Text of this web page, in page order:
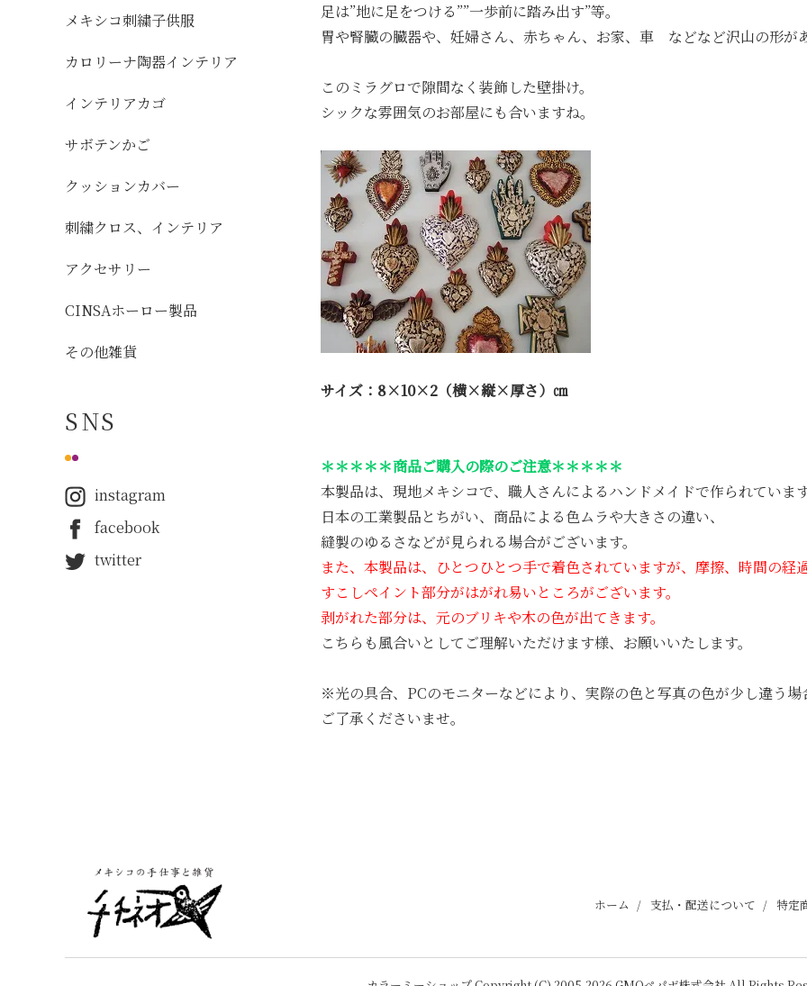
足は”地に足をつける””一歩前に踏み出す”等。
胃や腎臓の臓器や、妊婦さん、赤ちゃん、お家、車 などなど沢山の形があ
このミラグロで隙間なく装飾した壁掛け。
シックな雰囲気のお部屋にも合いますね。
サイズ：8×10×2（横×縦×厚さ）㎝
＊＊＊＊＊商品ご購入の際のご注意＊＊＊＊＊
本製品は、現地メキシコで、職人さんによるハンドメイドで作られています
日本の工業製品とちがい、商品による色ムラや大きさの違い、
縫製のゆるさなどが見られる場合がございます。
また、本製品は、ひとつひとつ手で着色されていますが、摩擦、時間の経
すこしペイント部分がはがれ易いところがございます。
剥がれた部分は、元のブリキや木の色が出てきます。
こちらも風合いとしてご理解いただけます様、お願いいたします。
※光の具合、PCのモニターなどにより、実際の色と写真の色が少し違う場
ご了承くださいませ。
メキシコ刺繍子供服
カロリーナ陶器インテリア
インテリアカゴ
サボテンかご
クッションカバー
刺繍クロス、インテリア
アクセサリー
CINSAホーロー製品
その他雑貨
SNS
instagram
facebook
twitter
ホーム 支払・配送について 特定